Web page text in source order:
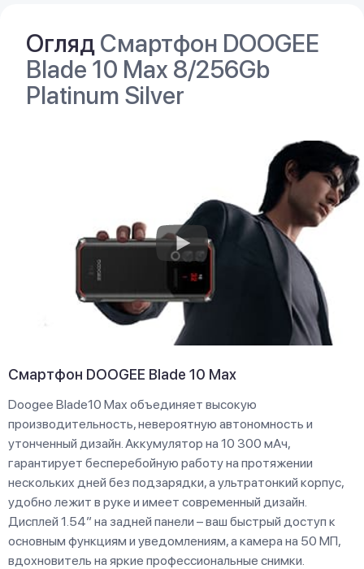
ОглядСмартфон DOOGEE
Blade 10 Max 8/256Gb
Platinum Silver
Смартфон DOOGEE Blade 10 Max
Doogee Blade10 Max объединяет высокую
производительность, невероятную автономность и
утонченный дизайн. Аккумулятор на 10 300 мАч,
гарантирует бесперебойную работу на протяжении
нескольких дней без подзарядки, а ультратонкий корпус,
удобно лежит в руке и имеет современный дизайн.
Дисплей 1.54” на задней панели – ваш быстрый доступ к
основным функциям и уведомлениям, а камера на 50 МП,
вдохновитель на яркие профессиональные снимки.